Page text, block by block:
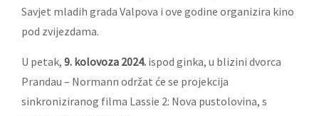
Savjet mladih grada Valpova i ove godine organizira kino
pod zvijezdama.
U petak, 9. kolovoza 2024. ispod ginka, u blizini dvorca
Prandau – Normann održat će se projekcija
sinkroniziranog filma Lassie 2: Nova pustolovina, s